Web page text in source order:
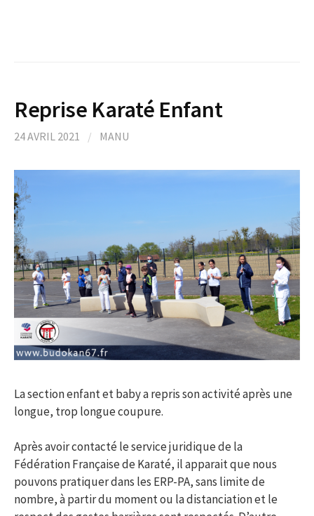
Reprise Karaté Enfant
24 AVRIL 2021 / MANU
La section enfant et baby a repris son activité après une
longue, trop longue coupure.
Après avoir contacté le service juridique de la
Fédération Française de Karaté, il apparait que nous
pouvons pratiquer dans les ERP-PA, sans limite de
nombre, à partir du moment ou la distanciation et le